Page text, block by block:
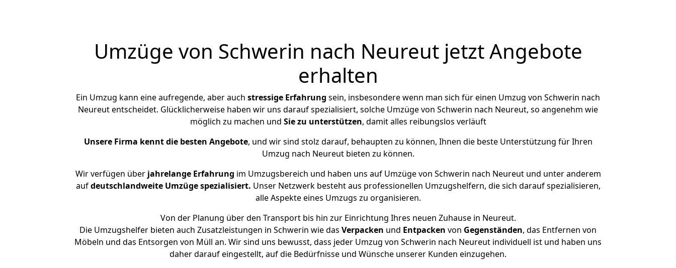
Umzüge von Schwerin nach Neureut jetzt Angebote
erhalten
Ein Umzug kann eine aufregende, aber auch stressige Erfahrung sein, insbesondere wenn man sich für einen Umzug von Schwerin nach
Neureut entscheidet. Glücklicherweise haben wir uns darauf spezialisiert, solche Umzüge von Schwerin nach Neureut, so angenehm wie
möglich zu machen und Sie zu unterstützen, damit alles reibungslos verläuft
Unsere Firma kennt die besten Angebote, und wir sind stolz darauf, behaupten zu können, Ihnen die beste Unterstützung für Ihren
Umzug nach Neureut bieten zu können.
Wir verfügen überjahrelange Erfahrung im Umzugsbereich und haben uns auf Umzüge von Schwerin nach Neureut und unter anderem
aufdeutschlandweite Umzüge spezialisiert. Unser Netzwerk besteht aus professionellen Umzugshelfern, die sich darauf spezialisieren,
alle Aspekte eines Umzugs zu organisieren.
Von der Planung über den Transport bis hin zur Einrichtung Ihres neuen Zuhause in Neureut.
Die Umzugshelfer bieten auch Zusatzleistungen in Schwerin wie das Verpacken und Entpacken von Gegenständen, das Entfernen von
Möbeln und das Entsorgen von Müll an. Wir sind uns bewusst, dass jeder Umzug von Schwerin nach Neureut individuell ist und haben uns
daher darauf eingestellt, auf die Bedürfnisse und Wünsche unserer Kunden einzugehen.